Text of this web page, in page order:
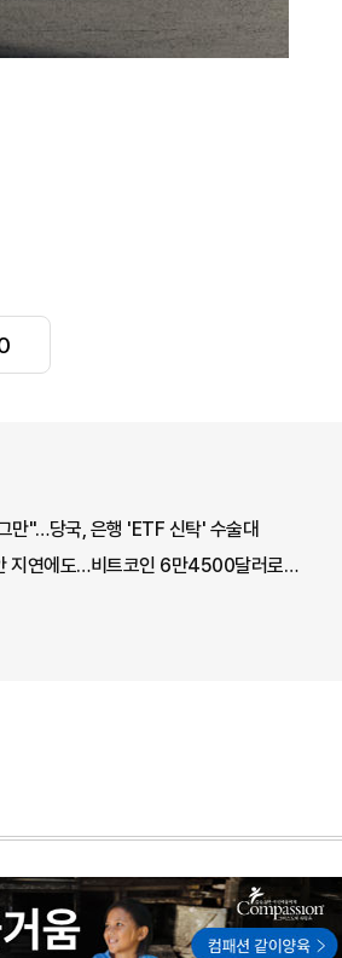
만"…당국, 은행 'ETF 신탁' 수술대
[아주경제 코이너스 브리핑] 美 클래리티 법안 지연에도…비트코인 6만4500달러로 상승